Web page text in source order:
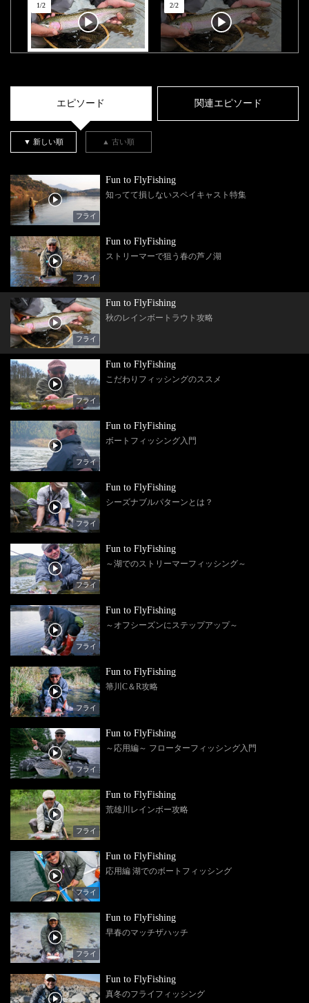
1/2 2/2
エピソード 関連エピソード
▼ 新しい順 ▲ 古い順
フライ
Fun to FlyFishing
知ってて損しないスペイキャスト特集
フライ
Fun to FlyFishing
ストリーマーで狙う春の芦ノ湖
フライ
Fun to FlyFishing
秋のレインボートラウト攻略
フライ
Fun to FlyFishing
こだわりフィッシングのススメ
フライ
Fun to FlyFishing
ボートフィッシング入門
フライ
Fun to FlyFishing
シーズナブルパターンとは？
フライ
Fun to FlyFishing
～湖でのストリーマーフィッシング～
フライ
Fun to FlyFishing
～オフシーズンにステップアップ～
フライ
Fun to FlyFishing
箒川C＆R攻略
フライ
Fun to FlyFishing
～応用編～ フローターフィッシング入門
フライ
Fun to FlyFishing
荒雄川レインボー攻略
フライ
Fun to FlyFishing
応用編 湖でのボートフィッシング
フライ
Fun to FlyFishing
早春のマッチザハッチ
Fun to FlyFishing
真冬のフライフィッシング